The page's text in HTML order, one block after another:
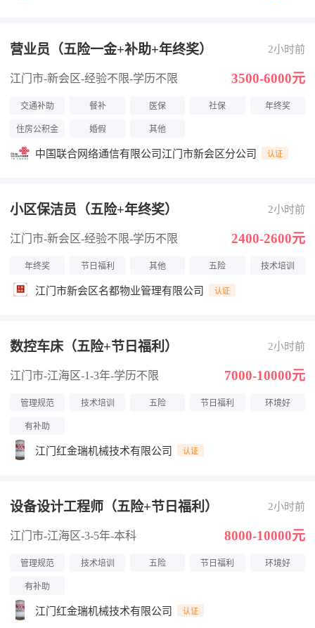
营业员（五险一金+补助+年终奖） 2小时前
江门市-新会区-经验不限-学历不限 3500-6000元
交通补助 餐补 医保 社保 年终奖
住房公积金 婚假 其他
中国联合网络通信有限公司江门市新会区分公司 认证
小区保洁员（五险+年终奖） 2小时前
江门市-新会区-经验不限-学历不限 2400-2600元
年终奖 节日福利 其他 五险 技术培训
江门市新会区名都物业管理有限公司 认证
数控车床（五险+节日福利） 2小时前
江门市-江海区-1-3年-学历不限 7000-10000元
管理规范 技术培训 五险 节日福利 环境好
有补助
江门红金瑞机械技术有限公司 认证
设备设计工程师（五险+节日福利） 2小时前
江门市-江海区-3-5年-本科 8000-10000元
管理规范 技术培训 五险 节日福利 环境好
有补助
江门红金瑞机械技术有限公司 认证